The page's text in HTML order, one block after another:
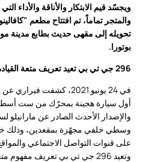
ويجسّد قيم الابتكار والأناقة والأداء
والمتجر تماماً، تم افتتاح مطعم
تحويله إلى مقهى حديث بطابع مدينة
بوتورا.
296 جي تي بي تعيد تعريف متعة القيادة
والإصدار الأحدث الصادر عن مارانيلو
وسطي خلفي مجهّزة بمقعدين، وذلك
على قنوات التواصل الاجتماعي
وتعيد 296 جي تي بي تعريف